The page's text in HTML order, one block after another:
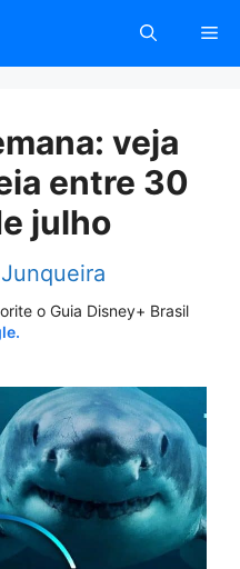
veja
entre 30
julho
o Guia Disney+ Brasil